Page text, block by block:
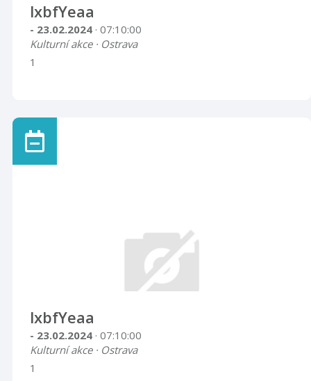
lxbfYeaa
- 23.02.2024 · 07:10:00
Kulturní akce · Ostrava
1
lxbfYeaa
- 23.02.2024 · 07:10:00
Kulturní akce · Ostrava
1